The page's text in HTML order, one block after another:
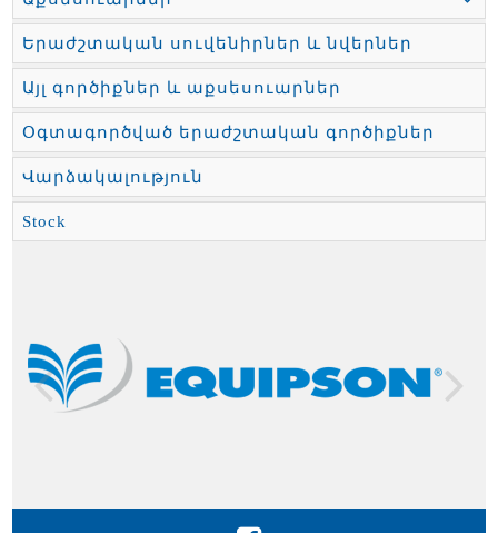
Երաժշտական սուվենիրներ և նվերներ
Այլ գործիքներ և աքսեսուարներ
Օգտագործված երաժշտական գործիքներ
Վարձակալություն
Stock